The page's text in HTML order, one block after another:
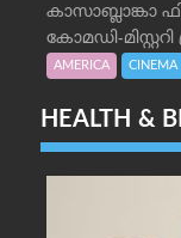
കാസാബ്ലാങ്കാ
കോമഡി-മിസ്റ്ററി
AMERICA CINEMA
HEALTH &